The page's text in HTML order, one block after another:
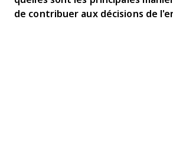
de contribuer aux décisions de